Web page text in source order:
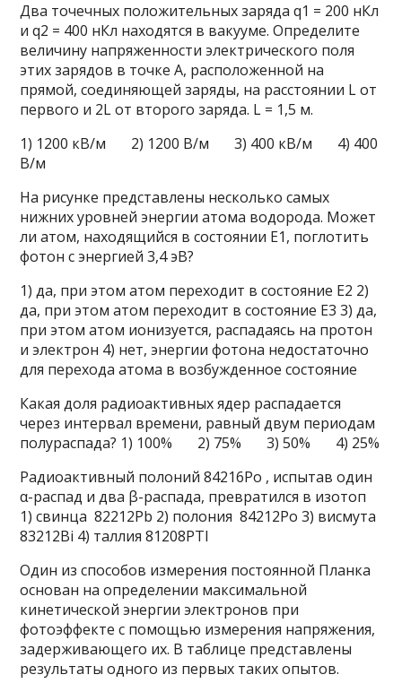
Два точечных положительных заряда q1 = 200 нКл
и q2 = 400 нКл находятся в вакууме. Определите
величину напряженности электрического поля
этих зарядов в точке А, расположенной на
прямой, соединяющей заряды, на расстоянии L от
первого и 2L от второго заряда. L = 1,5 м.
1) 1200 кВ/м 2) 1200 В/м 3) 400 кВ/м 4) 400
В/м
На рисунке представлены несколько самых
нижних уровней энергии атома водорода. Может
ли атом, находящийся в состоянии Е1, поглотить
фотон с энергией 3,4 эВ?
1) да, при этом атом переходит в состояние Е2 2)
да, при этом атом переходит в состояние Е3 3) да,
при этом атом ионизуется, распадаясь на протон
и электрон 4) нет, энергии фотона недостаточно
для перехода атома в возбужденное состояние
Какая доля радиоактивных ядер распадается
через интервал времени, равный двум периодам
полураспада? 1) 100% 2) 75% 3) 50% 4) 25%
Радиоактивный полоний 84216Po , испытав один
α-распад и два β-распада, превратился в изотоп
1) свинца 82212Pb 2) полония 84212Po 3) висмута
83212Bi 4) таллия 81208PTl
Один из способов измерения постоянной Планка
основан на определении максимальной
кинетической энергии электронов при
фотоэффекте с помощью измерения напряжения,
задерживающего их. В таблице представлены
результаты одного из первых таких опытов.